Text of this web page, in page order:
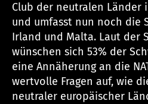
Club der neutralen Länder
und umfasst nun noch die
Irland und Malta. Laut der
wünschen sich 53% der
eine Annäherung an die
wertvolle Fragen auf, wie
neutraler europäischer